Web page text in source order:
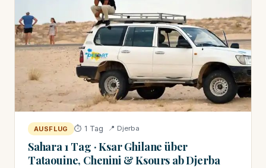
AUSFLUG ⏱ 1 Tag 📍 Djerba
Sahara 1 Tag · Ksar Ghilane über
Tataouine, Chenini & Ksours ab Djerba